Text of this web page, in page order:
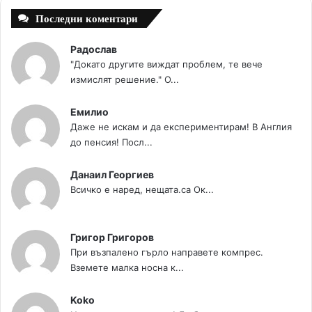
Последни коментари
Радослав
"Докато другите виждат проблем, те вече
измислят решение." О...
Емилио
Даже не искам и да експериментирам! В Англия
до пенсия! Посл...
Данаил Георгиев
Всичко е наред, нещата.са Ок...
Григор Григоров
При възпалено гърло направете компрес.
Вземете малка носна к...
Koko